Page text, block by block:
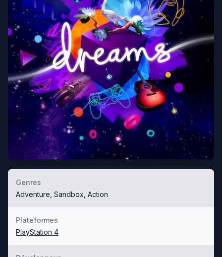
Genres
Adventure, Sandbox, Action
Plateformes
PlayStation 4